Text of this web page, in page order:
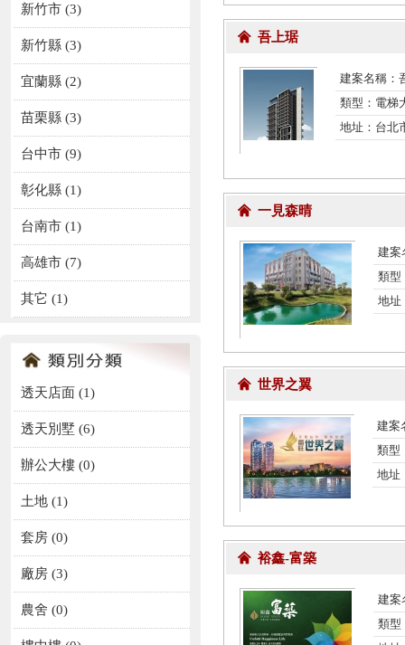
新竹市 (3)
新竹縣 (3)
宜蘭縣 (2)
苗栗縣 (3)
台中市 (9)
彰化縣 (1)
台南市 (1)
高雄市 (7)
其它 (1)
透天店面 (1)
透天別墅 (6)
辦公大樓 (0)
土地 (1)
套房 (0)
廠房 (3)
農舍 (0)
吾上琚
建案名稱：
類型：電梯
地址：台北
一見森晴
建案
類型
地址
世界之翼
建案
類型
地址
裕鑫-富築
建案
類型